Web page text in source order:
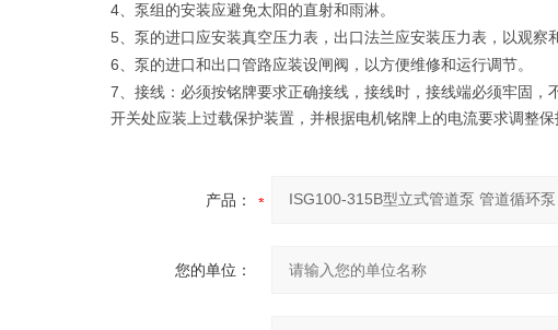
4、泵组的安装应避免太阳的直射和雨淋。
5、泵的进口应安装真空压力表，出口法兰应安装压力表，以观
6、泵的进口和出口管路应装设闸阀，以方便维修和运行调节。
7、接线：必须按铭牌要求正确接线，接线时，接线端必须牢固
开关处应装上过载保护装置，并根据电机铭牌上的电流要求调整保
产品：
您的单位：